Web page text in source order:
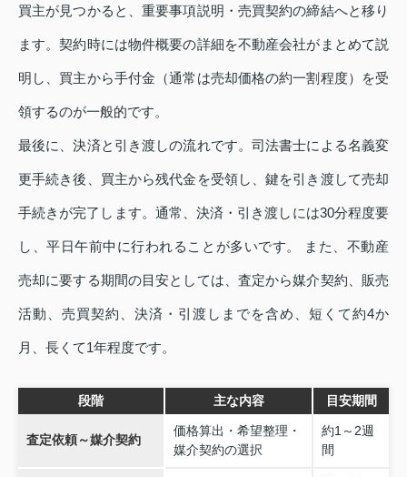
買主が見つかると、重要事項説明・売買契約の締結へと移り
ます。契約時には物件概要の詳細を不動産会社がまとめて説
明し、買主から手付金（通常は売却価格の約一割程度）を受
領するのが一般的です。
最後に、決済と引き渡しの流れです。司法書士による名義変
更手続き後、買主から残代金を受領し、鍵を引き渡して売却
手続きが完了します。通常、決済・引き渡しには30分程度要
し、平日午前中に行われることが多いです。 また、不動産
売却に要する期間の目安としては、査定から媒介契約、販売
活動、売買契約、決済・引渡しまでを含め、短くて約4か
月、長くて1年程度です。
段階 主な内容 目安期間
査定依頼～媒介契約
価格算出・希望整理・
媒介契約の選択
約1～2週
間